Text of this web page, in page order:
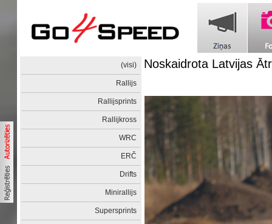
(visi)
Rallijs
Rallijsprints
Rallijkross
WRC
ERČ
Drifts
Minirallijs
Supersprints
Noskaidrota Latvijas